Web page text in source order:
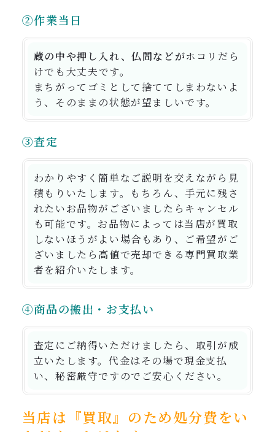
②作業当日
蔵の中や押し入れ、仏間などがホコリだら
けでも大丈夫です。
まちがってゴミとして捨ててしまわないよ
う、そのままの状態が望ましいです。
③査定
わかりやすく簡単なご説明を交えながら見
積もりいたします。もちろん、手元に残さ
れたいお品物がございましたらキャンセル
も可能です。お品物によっては当店が買取
しないほうがよい場合もあり、ご希望がご
ざいましたら高値で売却できる専門買取業
者を紹介いたします。
④商品の搬出・お支払い
査定にご納得いただけましたら、取引が成
立いたします。代金はその場で現金支払
い、秘密厳守ですのでご安心ください。
当店は『買取』のため処分費をい